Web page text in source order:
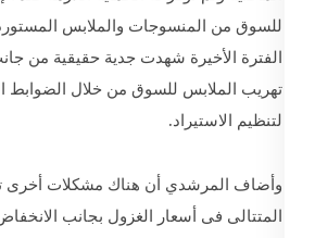
للسوق من المنسوجات والملابس
الفترة الأخيرة شهدت جدية حقيقية من
تهريب الملابس للسوق من خلال الضوابط
لتنظيم الاستيراد.
وأضاف المرشدي أن هناك مشكلات أخرى
المتتالى فى أسعار الغزول بجانب